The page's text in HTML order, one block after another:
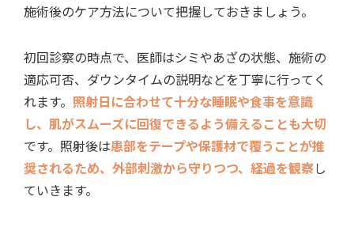
施術後のケア方法について把握しておきましょう。
初回診察の時点で、医師はシミやあざの状態、施術の
適応可否、ダウンタイムの説明などを丁寧に行ってく
れます。 照射日に合わせて十分な睡眠や食事を意識
し、肌がスムーズに回復できるよう備えることも大切
です。照射後は患部をテープや保護材で覆うことが推
奨されるため、外部刺激から守りつつ、経過を観察し
ていきます。